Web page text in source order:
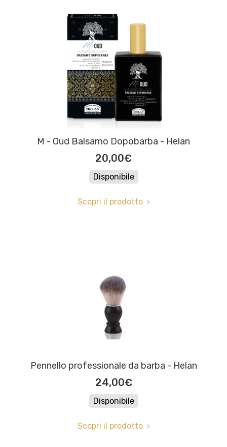
M - Oud Balsamo Dopobarba - Helan
20,00€
Disponibile
Scopri il prodotto
Pennello professionale da barba - Helan
24,00€
Disponibile
Scopri il prodotto